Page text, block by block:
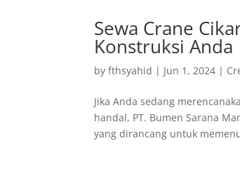
Sewa Crane
Konstruksi Anda
byfthsyahid | Jun 1, 2024 |
Jika Anda sedang
handal, PT. Bumen Sarana
yang dirancang untuk